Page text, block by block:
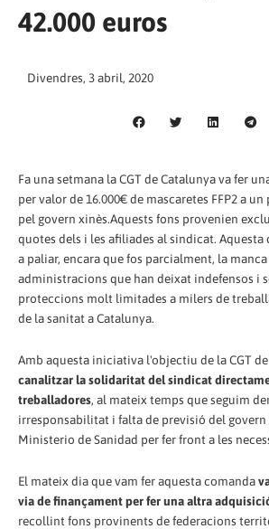
42.000 euros
Divendres, 3 abril, 2020
Fa una setmana la CGT de Catalunya va fer
per valor de 16.000€ de mascaretes FFP2 a
pel govern xinès.Aquests fons provenien
quotes dels i les afiliades al sindicat. Aquesta
a paliar, encara que fos parcialment, la
administracions que han deixat indefensos i
proteccions molt limitades a milers de
de la sanitat a Catalunya.
Amb aquesta iniciativa l'objectiu de la CGT
canalitzar la solidaritat del sindicat
treballadores, al mateix temps que seguim
irresponsabilitat i falta de previsió del govern
Ministerio de Sanidad per fer front a les
El mateix dia que vam fer aquesta comanda
via de finançament per fer una altra
recollint fons provinents de federacions